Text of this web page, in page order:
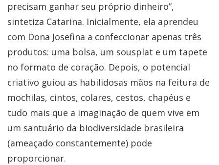
precisam ganhar seu próprio dinheiro”,
sintetiza Catarina. Inicialmente, ela aprendeu
com Dona Josefina a confeccionar apenas três
produtos: uma bolsa, um sousplat e um tapete
no formato de coração. Depois, o potencial
criativo guiou as habilidosas mãos na feitura de
mochilas, cintos, colares, cestos, chapéus e
tudo mais que a imaginação de quem vive em
um santuário da biodiversidade brasileira
(ameaçado constantemente) pode
proporcionar.